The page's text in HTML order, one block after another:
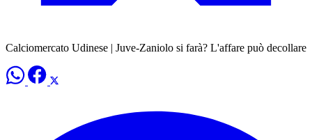
Calciomercato Udinese | Juve-Zaniolo si farà? L'affare può decollare